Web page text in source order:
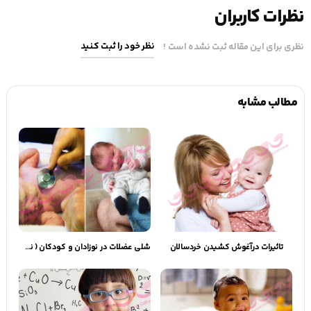
نظرات کاربران
نظری برای این مقاله ثبت نشده است ! نظر خود را ثبت کنید
مطالب مشابه
تاثیرات درآغوش کشیدن خردسالان شلی عضلات در نوزادان و کودکان ( نشانه‌ها + دلایل + راه‌های درمان )